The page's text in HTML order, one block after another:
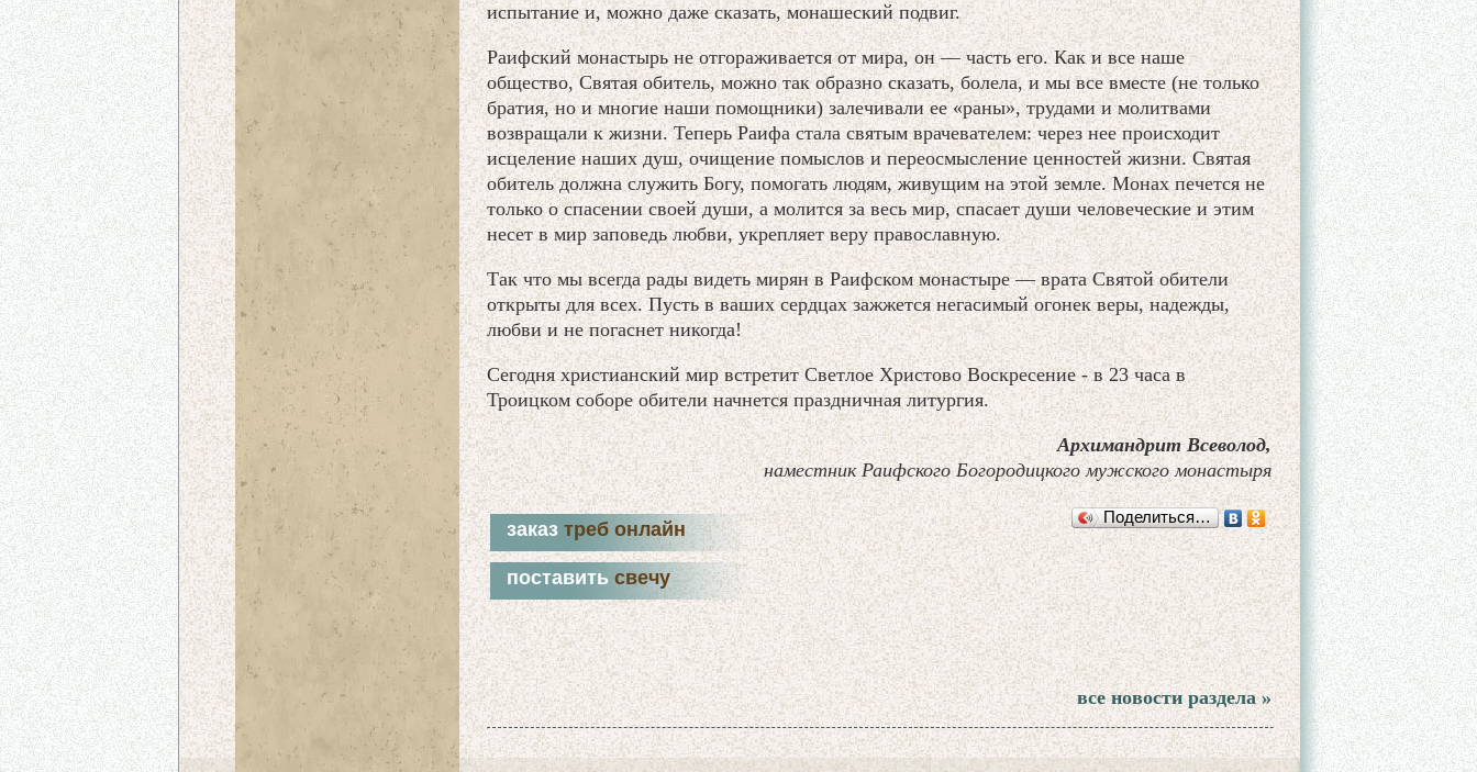
испытание и, можно даже сказать, монашеский подвиг.
Раифский монастырь не отгораживается от мира, он — часть его. Как и все наше
общество, Святая обитель, можно так образно сказать, болела, и мы все вместе (не только
братия, но и многие наши помощники) залечивали ее «раны», трудами и молитвами
возвращали к жизни. Теперь Раифа стала святым врачевателем: через нее происходит
исцеление наших душ, очищение помыслов и переосмысление ценностей жизни. Святая
обитель должна служить Богу, помогать людям, живущим на этой земле. Монах печется не
только о спасении своей души, а молится за весь мир, спасает души человеческие и этим
несет в мир заповедь любви, укрепляет веру православную.
Так что мы всегда рады видеть мирян в Раифском монастыре — врата Святой обители
открыты для всех. Пусть в ваших сердцах зажжется негасимый огонек веры, надежды,
любви и не погаснет никогда!
Сегодня христианский мир встретит Светлое Христово Воскресение - в 23 часа в
Троицком соборе обители начнется праздничная литургия.
Архимандрит Всеволод,
наместник Раифского Богородицкого мужского монастыря
заказ треб онлайн
поставить свечу
Поделиться…
все новости раздела »